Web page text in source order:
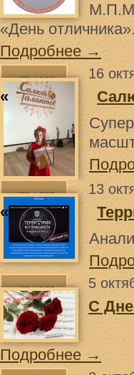
«День
Подробнее →
16
«
13
«
5
С
Подробнее →